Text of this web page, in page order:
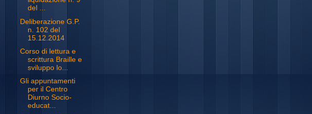
del ...
Deliberazione G.P.
n. 102 del
15.12.2014
Corso di lettura e
scrittura Braille e
sviluppo lo...
Gli appuntamenti
per il Centro
Diurno Socio-
educat...